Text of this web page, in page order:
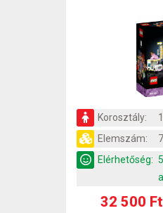
Korosztály:
Elemszám:
Elérhetőség:
32 500 Ft